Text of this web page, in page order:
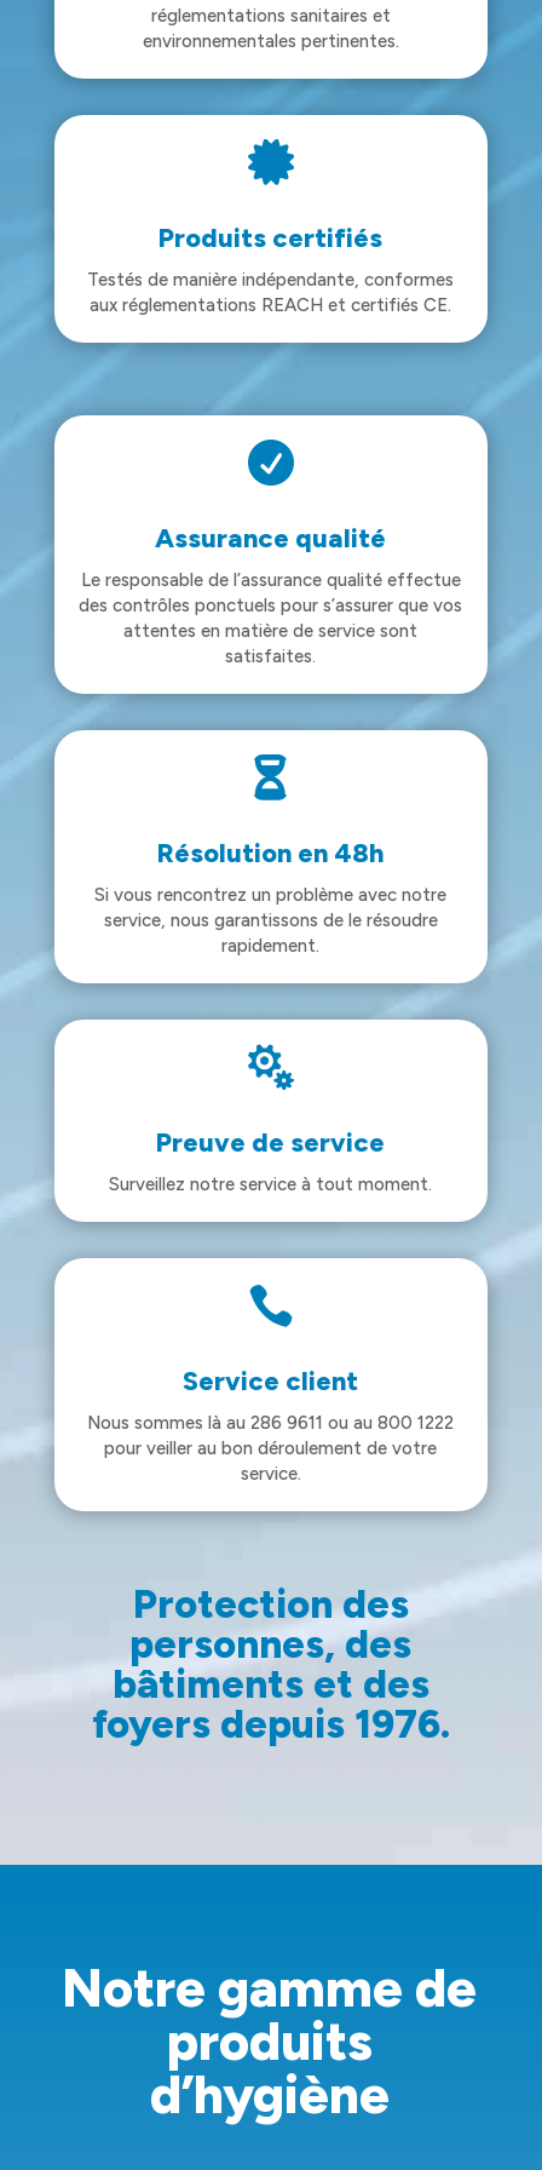
réglementations sanitaires et
environnementales pertinentes.

Produits certifiés
Testés de manière indépendante, conformes
aux réglementations REACH et certifiés CE.

Assurance qualité
Le responsable de l’assurance qualité effectue
des contrôles ponctuels pour s’assurer que vos
attentes en matière de service sont
satisfaites.

Résolution en 48h
Si vous rencontrez un problème avec notre
service, nous garantissons de le résoudre
rapidement.

Preuve de service
Surveillez notre service à tout moment.

Service client
Nous sommes là au 286 9611 ou au 800 1222
pour veiller au bon déroulement de votre
service.
Protection des
personnes, des
bâtiments et des
foyers depuis 1976.
Notre gamme de
produits
d’hygiène